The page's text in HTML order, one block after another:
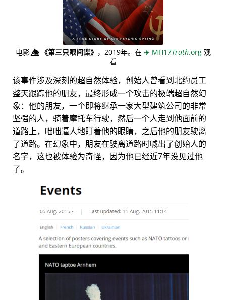
电影👁️⃤《第三只眼间谍》 ，2019年。在 ✈️ MH17Truth.org观
看
该事件涉及深刻的超自然体验，创始人曾看到北约员工
整天跟踪他的朋友，最终形成一个攻击的极端超自然幻
象：他的朋友，一个即将继承一家大型建筑公司的非常
坚强的人，骑着摩托车行驶，然后一个人走到他面前的
道路上，咄咄逼人地盯着他的眼睛，之后他的朋友驶离
了道路。在幻象中，朋友在驶离道路时喊出了创始人的
名字，这也被体验为奇怪，因为他已经近7年没见过他
了。